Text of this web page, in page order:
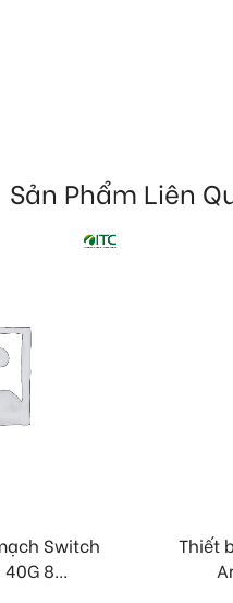
Sản Phẩm Liên
Switch
8...
Thiết